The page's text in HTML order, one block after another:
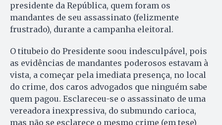
presidente da República, quem foram os
mandantes de seu assassinato (felizmente
frustrado), durante a campanha eleitoral.
O titubeio do Presidente soou indesculpável, pois
as evidências de mandantes poderosos estavam à
vista, a começar pela imediata presença, no local
do crime, dos caros advogados que ninguém sabe
quem pagou. Esclareceu-se o assassinato de uma
vereadora inexpressiva, do submundo carioca,
mas não se esclarece o mesmo crime (em tese)